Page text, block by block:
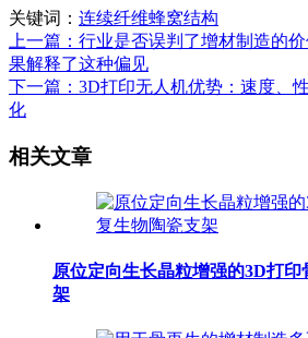
关键词： 连续纤维蜂窝结构
上一篇：行业是否误判了增材制造的
果解释了这种偏见
下一篇：3D打印无人机优势：速度、
化
相关文章
原位定向生长晶粒增强的3D打
架